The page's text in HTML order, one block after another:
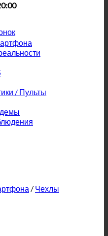
/ Пульты
/ Чехлы